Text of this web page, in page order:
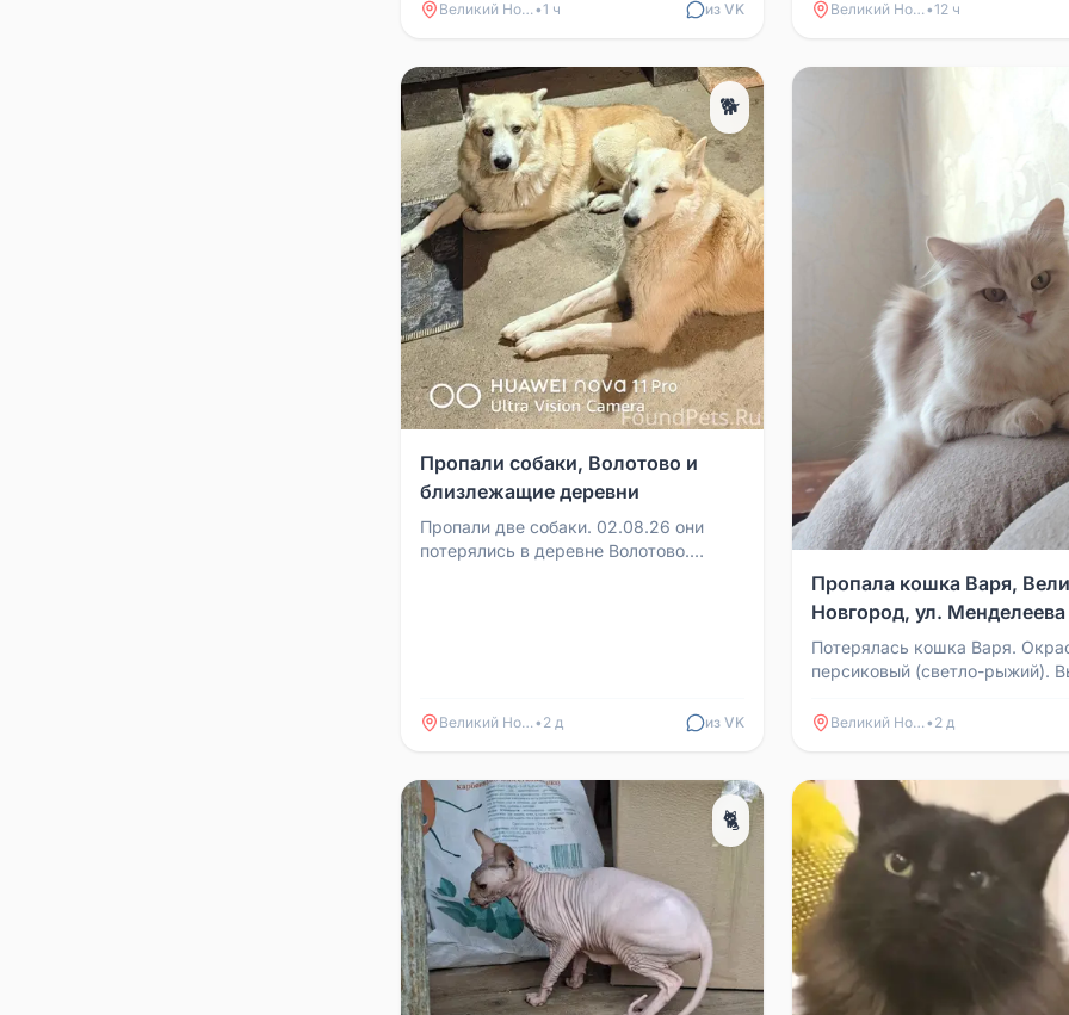
Великий Новгород •1 ч из VK Великий Новгород •12 ч
🐕
Пропали собаки, Волотово и
близлежащие деревни
Пропали две собаки. 02.08.26 они
потерялись в деревне Волотово.
Великий Новгород• 2 д из VK
Пропала кошка Варя,
Новгород, ул. Менделеева
Потерялась кошка Варя.
персиковый (светло-рыжий).
14 в Великом Новго...
Великий Новгород• 2 д
🐈